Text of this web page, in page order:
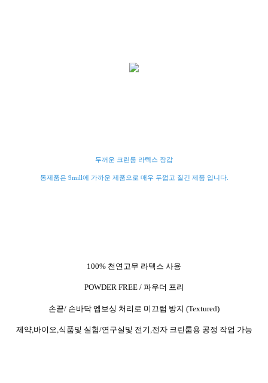
두꺼운 크린룸 라텍스 장갑
동제품은 9mill에 가까운 제품으로 매우 두껍고 질긴 제품 입니다.
100% 천연고무 라텍스 사용
POWDER FREE / 파우더 프리
손끝/ 손바닥 엡보싱 처리로 미끄럼 방지 (Textured)
제약,바이오,식품및 실험/연구실및 전기,전자 크린룸용 공정 작업 가능